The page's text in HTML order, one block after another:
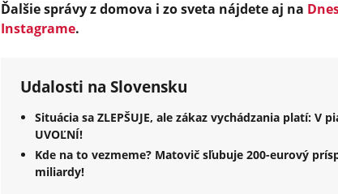
Ďalšie správy z domova i zo sveta nájdete aj na
Instagrame.
Udalosti na Slovensku
Situácia sa ZLEPŠUJE, ale zákaz vychádzania platí: V
UVOĽNÍ!
Kde na to vezmeme? Matovič sľubuje 200-eurový
miliardy!